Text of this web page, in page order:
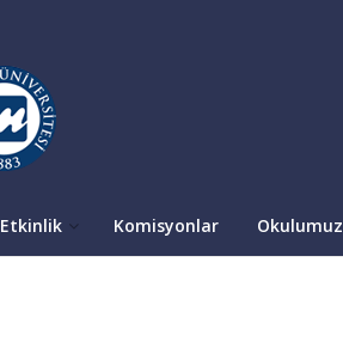
Etkinlik Komisyonlar Okulumuz